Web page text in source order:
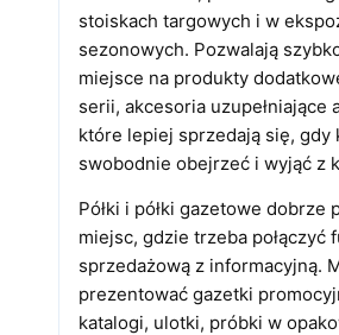
stoiskach targowych i w
sezonowych. Pozwalają
miejsce na produkty
serii, akcesoria uzupełniające
które lepiej sprzedają się, gdy
swobodnie obejrzeć i wyjąć z
Półki i półki gazetowe dobrze
miejsc, gdzie trzeba połączyć
sprzedażową z informacyjną.
prezentować gazetki
katalogi, ulotki, próbki w